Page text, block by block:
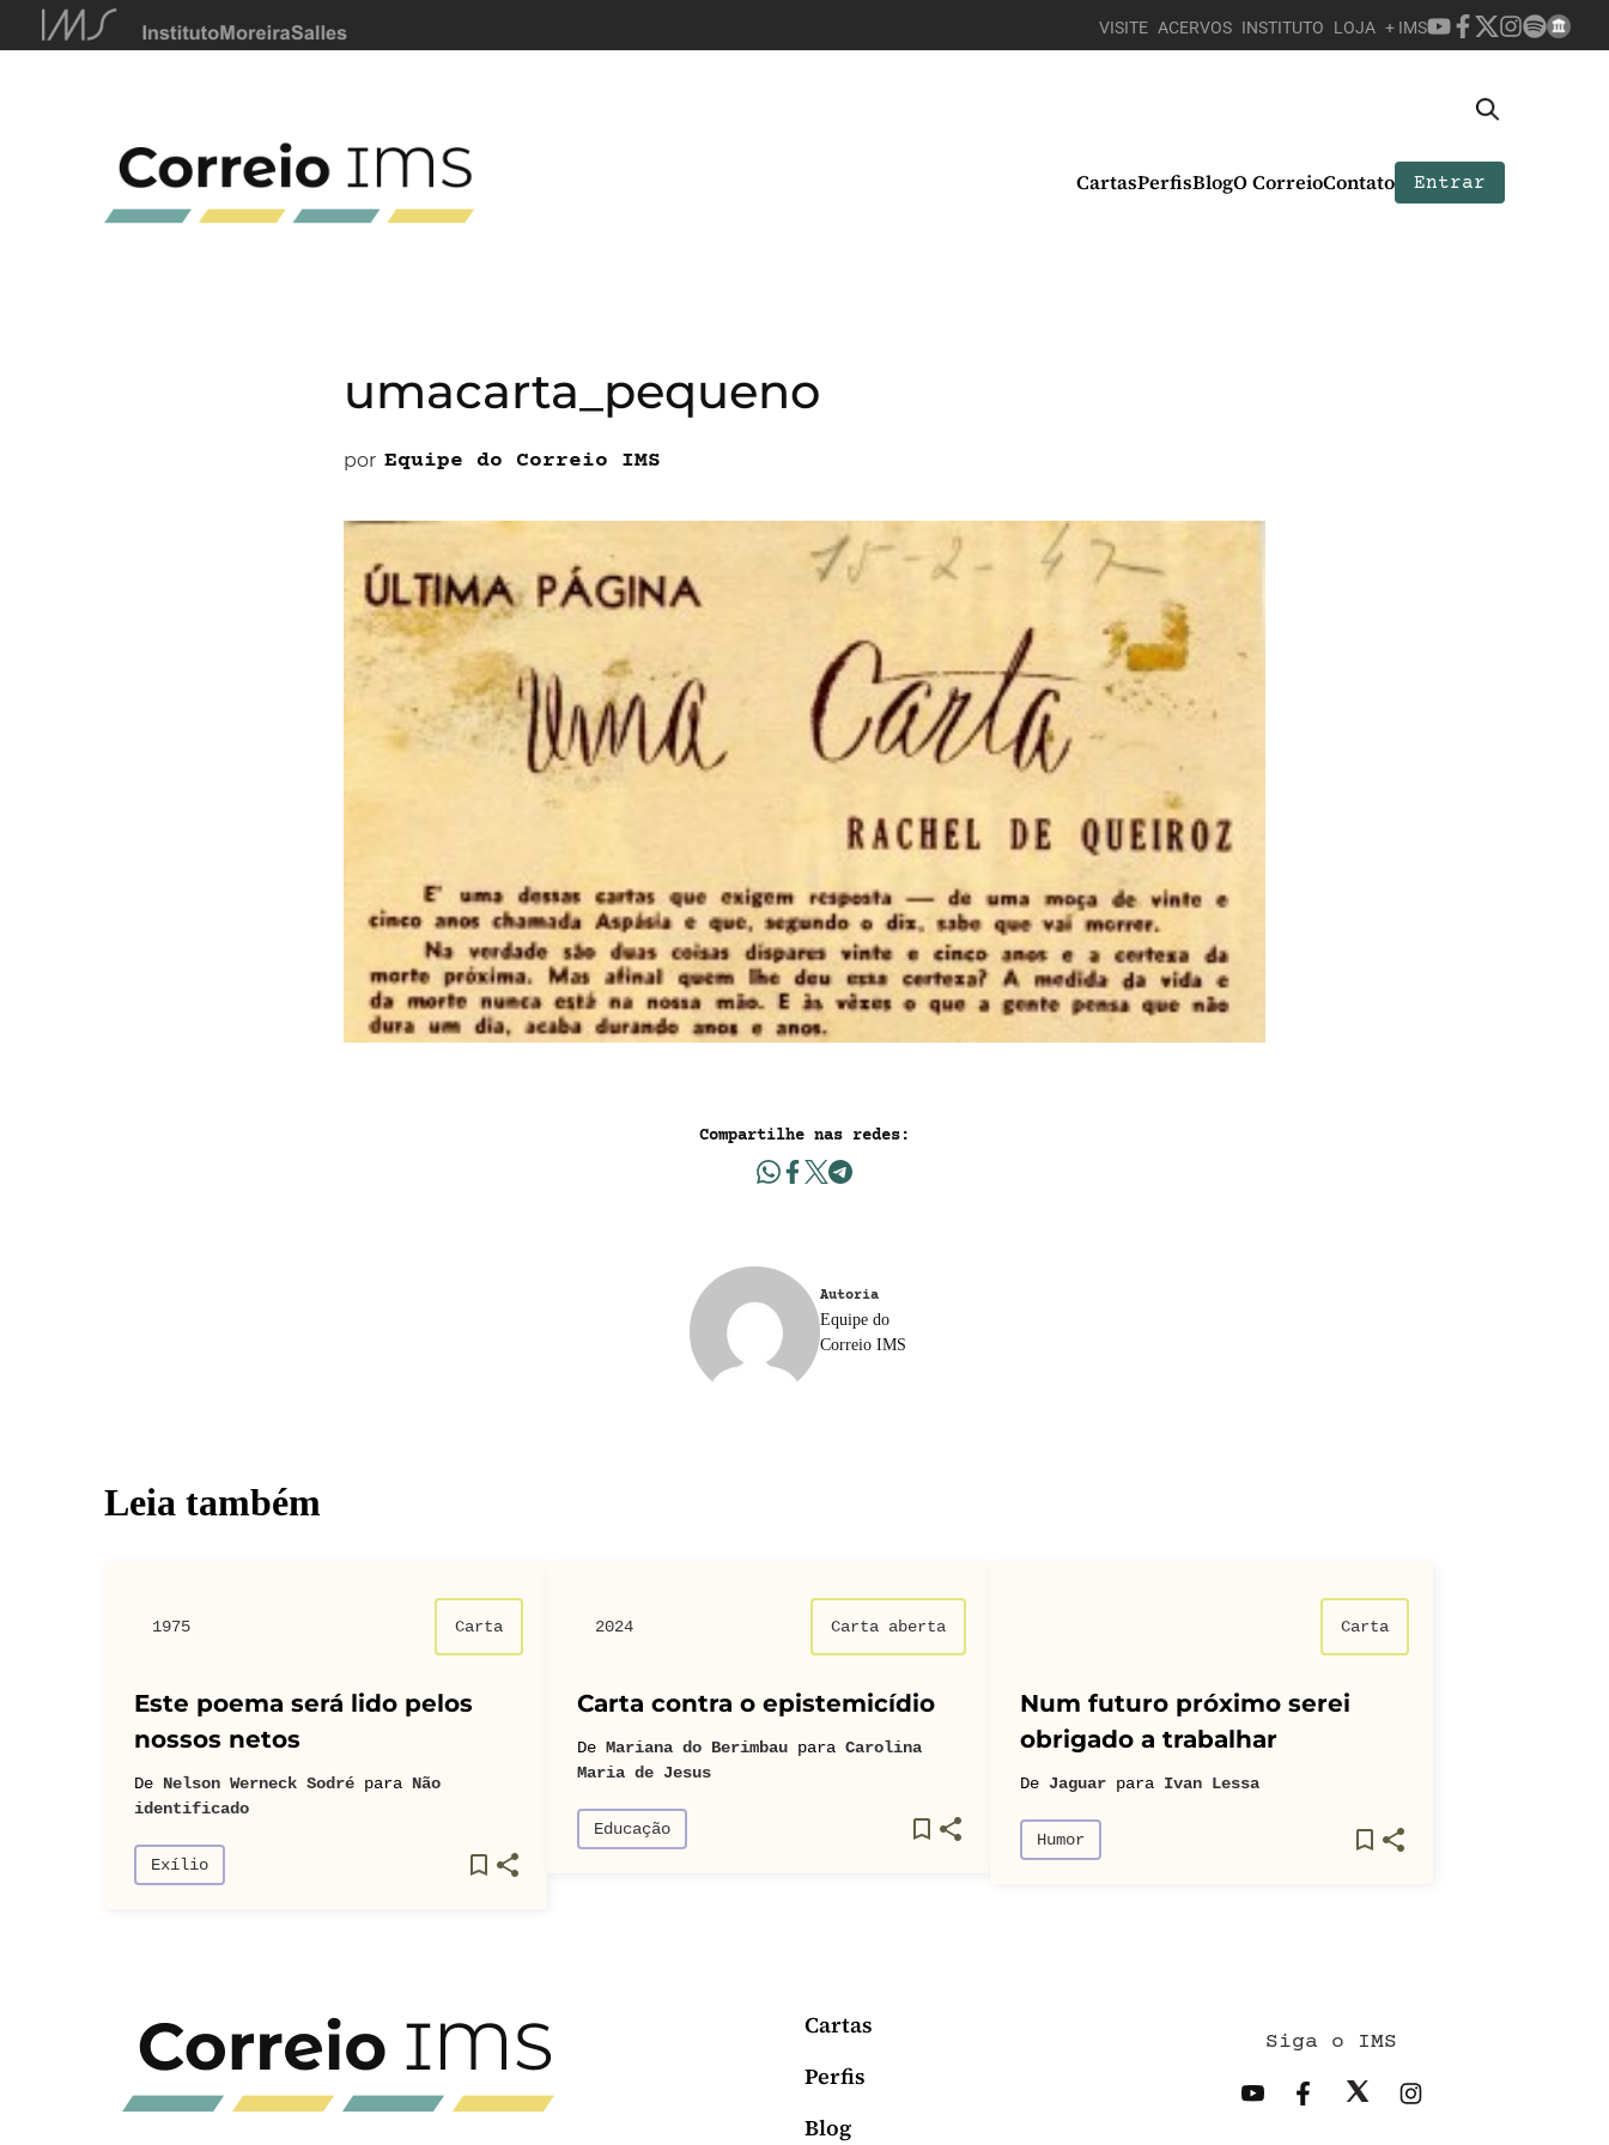
VISITE ACERVOS INSTITUTO LOJA + IMS
CartasPerfisBlogO CorreioContato Entrar
umacarta_pequeno
por Equipe do Correio IMS
Compartilhe nas redes:
Autoria
Equipe do
Correio IMS
Leia também
1975 Carta
Este poema será lido pelos
nossos netos
De Nelson Werneck Sodré para Não
identificado
Exílio
2024 Carta aberta
Carta contra o epistemicídio
De Mariana do Berimbau para Carolina
Maria de Jesus
Educação
Carta
Num futuro próximo serei
obrigado a trabalhar
De Jaguar para Ivan Lessa
Humor
Cartas
Perfis
Blog
Siga o IMS